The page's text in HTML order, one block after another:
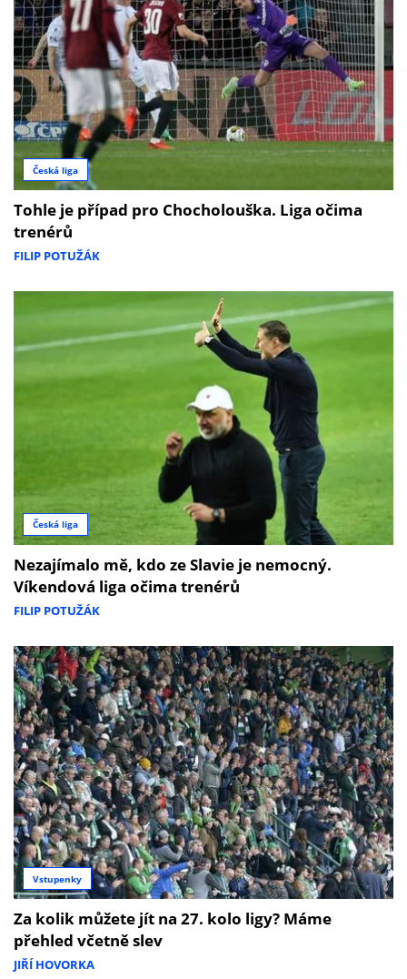
Česká liga
Tohle je případ pro Chocholouška. Liga očima
trenérů
FILIP POTUŽÁK
Česká liga
Nezajímalo mě, kdo ze Slavie je nemocný.
Víkendová liga očima trenérů
FILIP POTUŽÁK
Vstupenky
Za kolik můžete jít na 27. kolo ligy? Máme
přehled včetně slev
JIŘÍ HOVORKA